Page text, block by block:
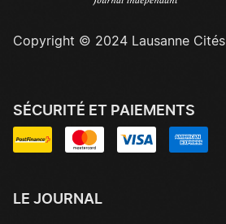
Copyright © 2024 Lausanne Cités
SÉCURITÉ ET PAIEMENTS
LE JOURNAL